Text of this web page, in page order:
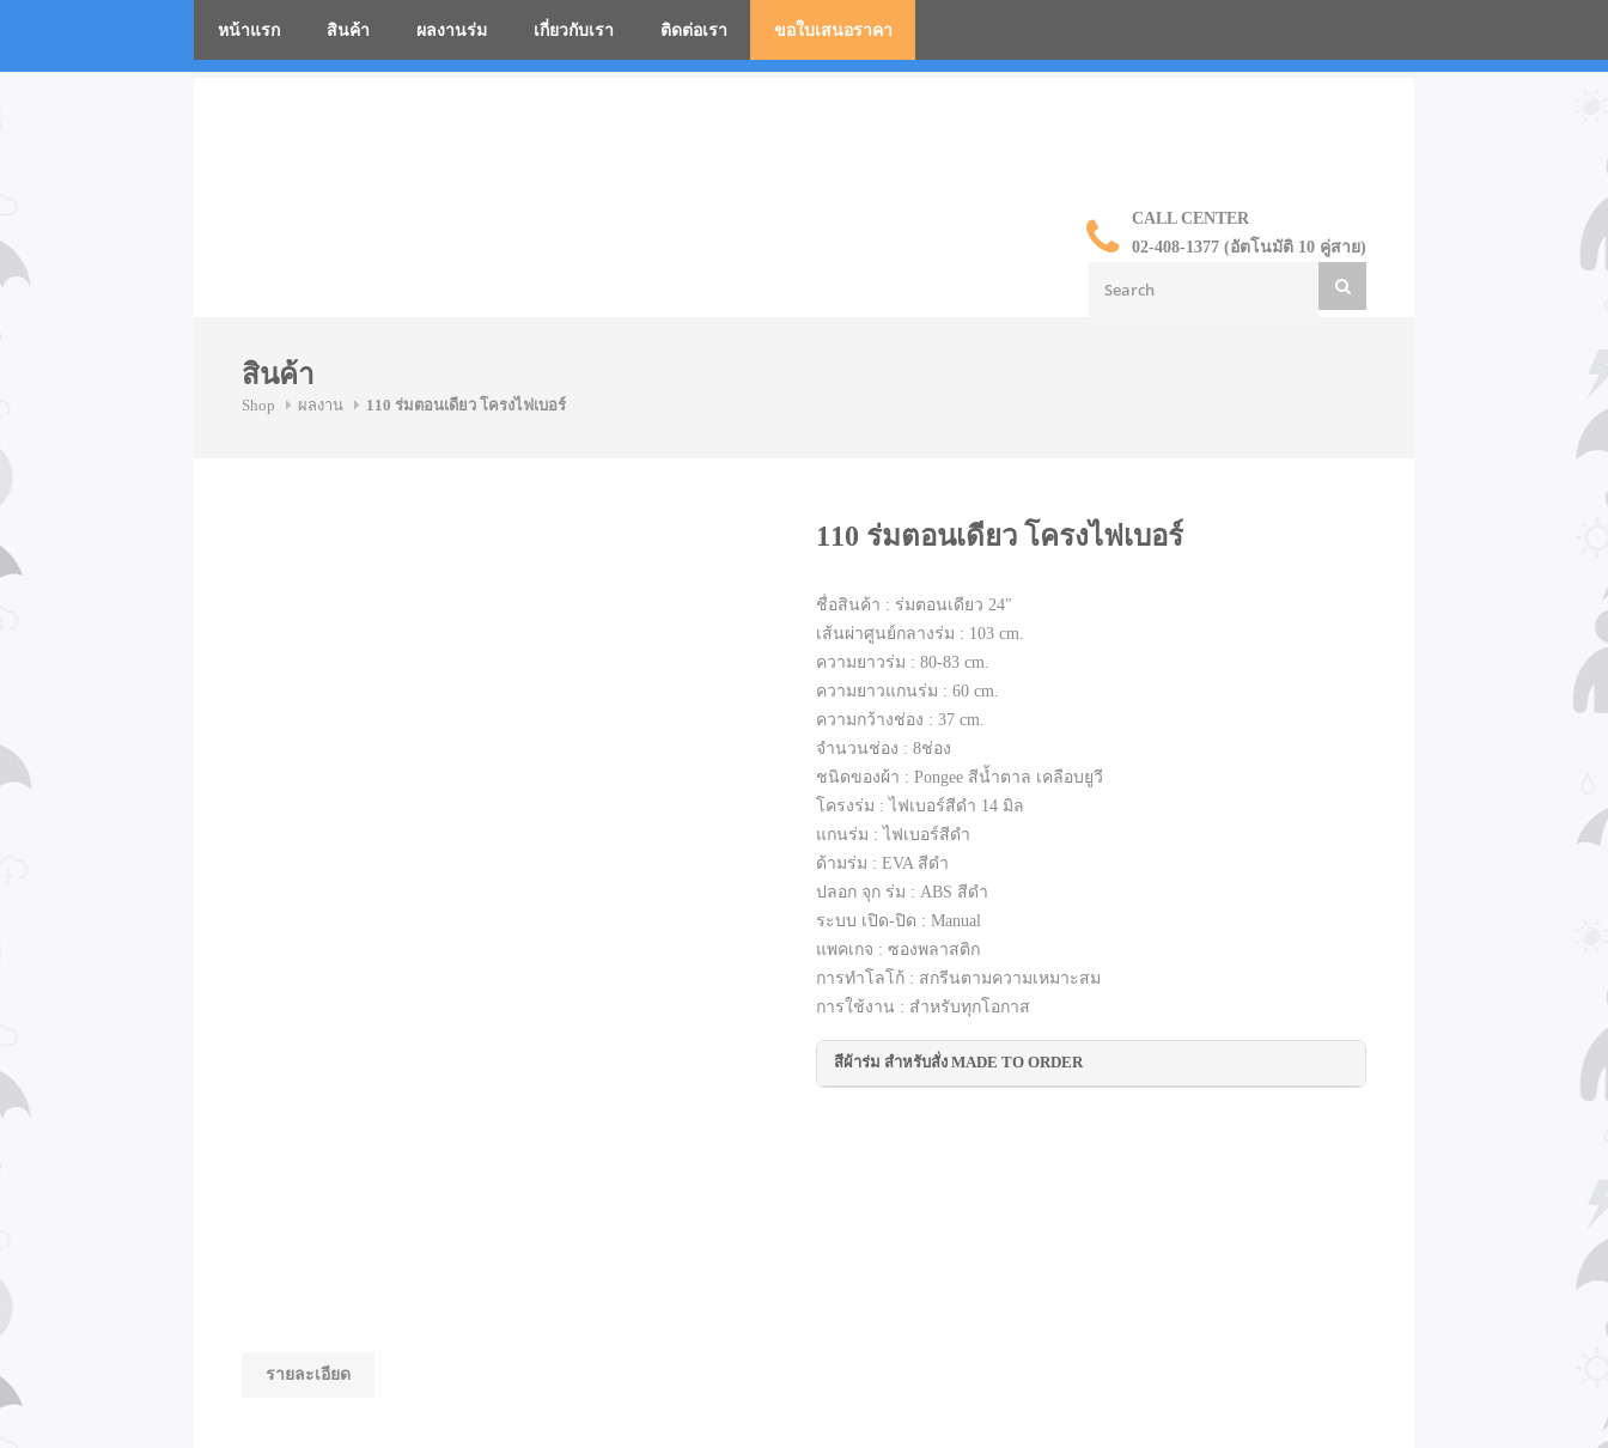
CALL CENTER
02-408-1377 (อัตโนมัติ 10 คู่สาย)
หน้าแรก สินค้า ผลงานร่ม เกี่ยวกับเรา ติดต่อเรา ขอใบเสนอราคา
สินค้า
Shop ผลงาน 110 ร่มตอนเดียว โครงไฟเบอร์
110 ร่มตอนเดียว โครงไฟเบอร์
ชื่อสินค้า : ร่มตอนเดียว 24″
เส้นผ่าศูนย์กลางร่ม : 103 cm.
ความยาวร่ม : 80-83 cm.
ความยาวแกนร่ม : 60 cm.
ความกว้างช่อง : 37 cm.
จำนวนช่อง : 8ช่อง
ชนิดของผ้า : Pongee สีน้ำตาล เคลือบยูวี
โครงร่ม : ไฟเบอร์สีดำ 14 มิล
แกนร่ม : ไฟเบอร์สีดำ
ด้ามร่ม : EVA สีดำ
ปลอก จุก ร่ม : ABS สีดำ
ระบบ เปิด-ปิด : Manual
แพคเกจ : ซองพลาสติก
การทำโลโก้ : สกรีนตามความเหมาะสม
การใช้งาน : สำหรับทุกโอกาส
สีผ้าร่ม สำหรับสั่ง MADE TO ORDER
รายละเอียด
โรงงานร่มสกรีนโลโก้ ร่มพรีเมี่ยม ร่มตอนเดียว ร่มกอล์ฟ ร่มกลับด้าน ราคาส่ง